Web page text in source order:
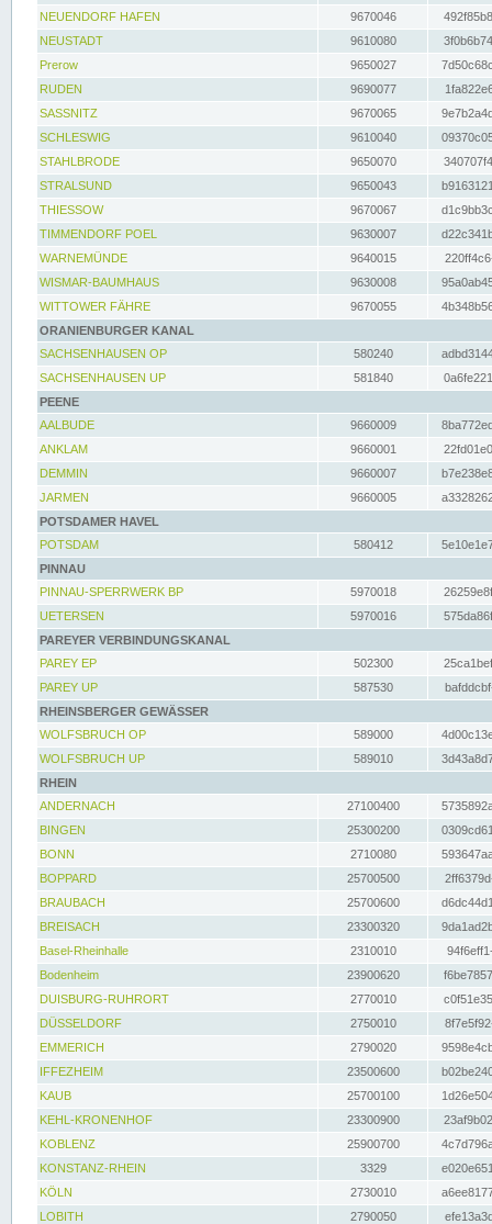
NEUENDORF HAFEN
9670046
NEUSTADT
9610080
Prerow
9650027
RUDEN
9690077
SASSNITZ
9670065
SCHLESWIG
9610040
STAHLBRODE
9650070
STRALSUND
9650043
THIESSOW
9670067
TIMMENDORF POEL
9630007
WARNEMÜNDE
9640015
WISMAR-BAUMHAUS
9630008
WITTOWER FÄHRE
9670055
ORANIENBURGER KANAL
SACHSENHAUSEN OP
580240
SACHSENHAUSEN UP
581840
PEENE
AALBUDE
9660009
ANKLAM
9660001
DEMMIN
9660007
JARMEN
9660005
POTSDAMER HAVEL
POTSDAM
580412
PINNAU
PINNAU-SPERRWERK BP
5970018
UETERSEN
5970016
PAREYER VERBINDUNGSKANAL
PAREY EP
502300
PAREY UP
587530
RHEINSBERGER GEWÄSSER
WOLFSBRUCH OP
589000
WOLFSBRUCH UP
589010
RHEIN
ANDERNACH
27100400
BINGEN
25300200
BONN
2710080
BOPPARD
25700500
BRAUBACH
25700600
BREISACH
23300320
Basel-Rheinhalle
2310010
Bodenheim
23900620
DUISBURG-RUHRORT
2770010
DÜSSELDORF
2750010
EMMERICH
2790020
IFFEZHEIM
23500600
KAUB
25700100
KEHL-KRONENHOF
23300900
KOBLENZ
25900700
KONSTANZ-RHEIN
3329
KÖLN
2730010
LOBITH
2790050